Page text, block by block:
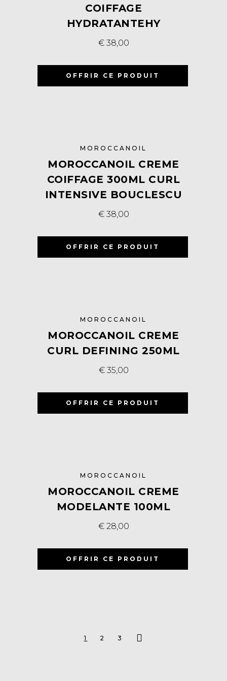
COIFFAGE
HYDRATANTEHY
€38,00
OFFRIR CE PRODUIT
MOROCCANOIL
MOROCCANOIL CREME
COIFFAGE 300ML CURL
INTENSIVE BOUCLESCU
€38,00
OFFRIR CE PRODUIT
MOROCCANOIL
MOROCCANOIL CREME
CURL DEFINING 250ML
€35,00
OFFRIR CE PRODUIT
MOROCCANOIL
MOROCCANOIL CREME
MODELANTE 100ML
€28,00
OFFRIR CE PRODUIT
1 2 3